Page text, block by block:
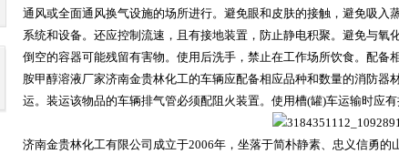
通风或全面通风换气设施的场所进行。避免眼和皮肤的接触，避免吸
系统和设备。还应控制流速，且有接地装置，防止静电积聚。避免与氧
倒空的容器可能残留有害物。使用后洗手，禁止在工作场所饮食。配
胺甲醇溶液厂家济南金贵林化工的车辆应配备相应品种和数量的消防
运。装运该物品的车辆排气管必须配阻火装置。使用槽(罐)车运输时应
济南金贵林化工有限公司成立于2006年，坐落于简朴静素、忠义信勇